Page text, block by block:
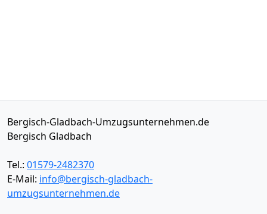
Bergisch-Gladbach-Umzugsunternehmen.de
Bergisch Gladbach
Tel.: 01579-2482370
E-Mail: info@bergisch-gladbach-
umzugsunternehmen.de